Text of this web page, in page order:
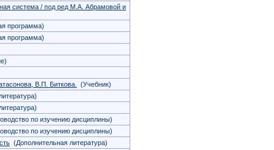
система / под ред М.А. Абрамовой и
программа)
программа)
В.П. Биткова.
(Учебник)
по изучению дисциплины)
по изучению дисциплины)
(Дополнительная литература)